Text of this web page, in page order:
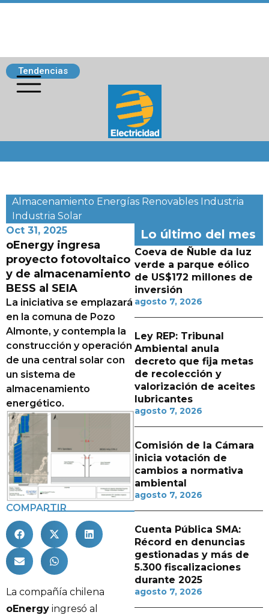
Tendencias
Almacenamiento Energías Renovables Industria
Industria Solar
Oct 31, 2025
oEnergy ingresa
proyecto fotovoltaico
y de almacenamiento
BESS al SEIA
La iniciativa se emplazará
en la comuna de Pozo
Almonte, y contempla la
construcción y operación
de una central solar con
un sistema de
almacenamiento
energético.
COMPARTIR
La compañía chilena
oEnergy ingresó al
Lo último del mes
Coeva de Ñuble da luz
verde a parque eólico
de US$172 millones de
inversión
agosto 7, 2026
Ley REP: Tribunal
Ambiental anula
decreto que fija metas
de recolección y
valorización de aceites
lubricantes
agosto 7, 2026
Comisión de la Cámara
inicia votación de
cambios a normativa
ambiental
agosto 7, 2026
Cuenta Pública SMA:
Récord en denuncias
gestionadas y más de
5.300 fiscalizaciones
durante 2025
agosto 7, 2026